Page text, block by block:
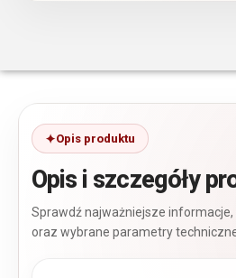
Opis produktu
Opis i szczegóły
Sprawdź najważniejsze
oraz wybrane parametry